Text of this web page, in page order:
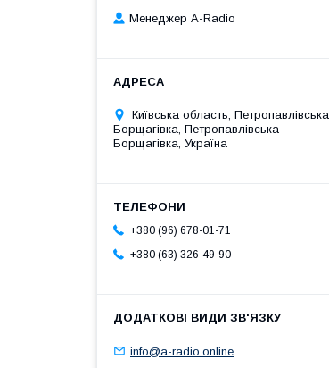
Менеджер A-Radio
Київська область, Петропавлівська
Борщагівка, Петропавлівська
Борщагівка, Україна
+380 (96) 678-01-71
+380 (63) 326-49-90
info@a-radio.online